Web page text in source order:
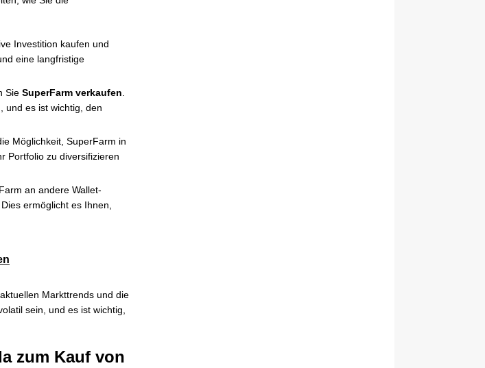
Investition kaufen und
eine langfristige
Sie SuperFarm verkaufen
und es ist wichtig, den
Möglichkeit, SuperFarm in
Portfolio zu diversifizieren
an andere Wallet-
ermöglicht es Ihnen,
Markttrends und die
sein, und es ist wichtig,
zum Kauf von